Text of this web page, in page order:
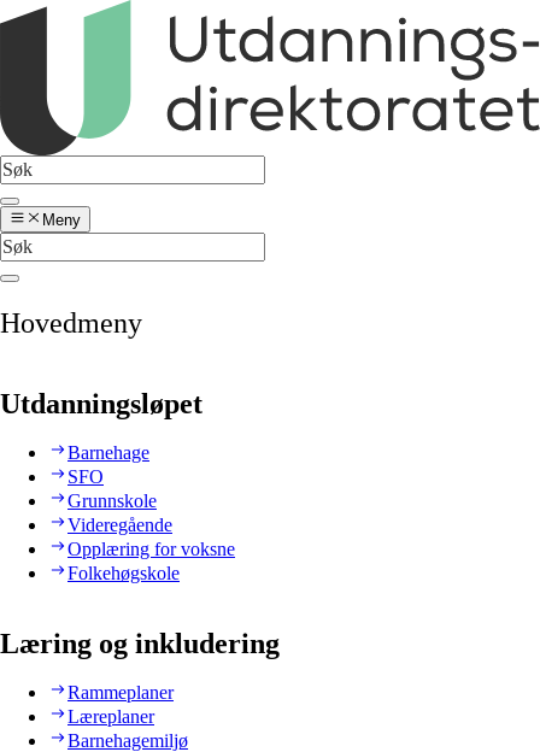
Meny
Hovedmeny
Utdanningsløpet
Barnehage
SFO
Grunnskole
Videregående
Opplæring for voksne
Folkehøgskole
Læring og inkludering
Rammeplaner
Læreplaner
Barnehagemiljø